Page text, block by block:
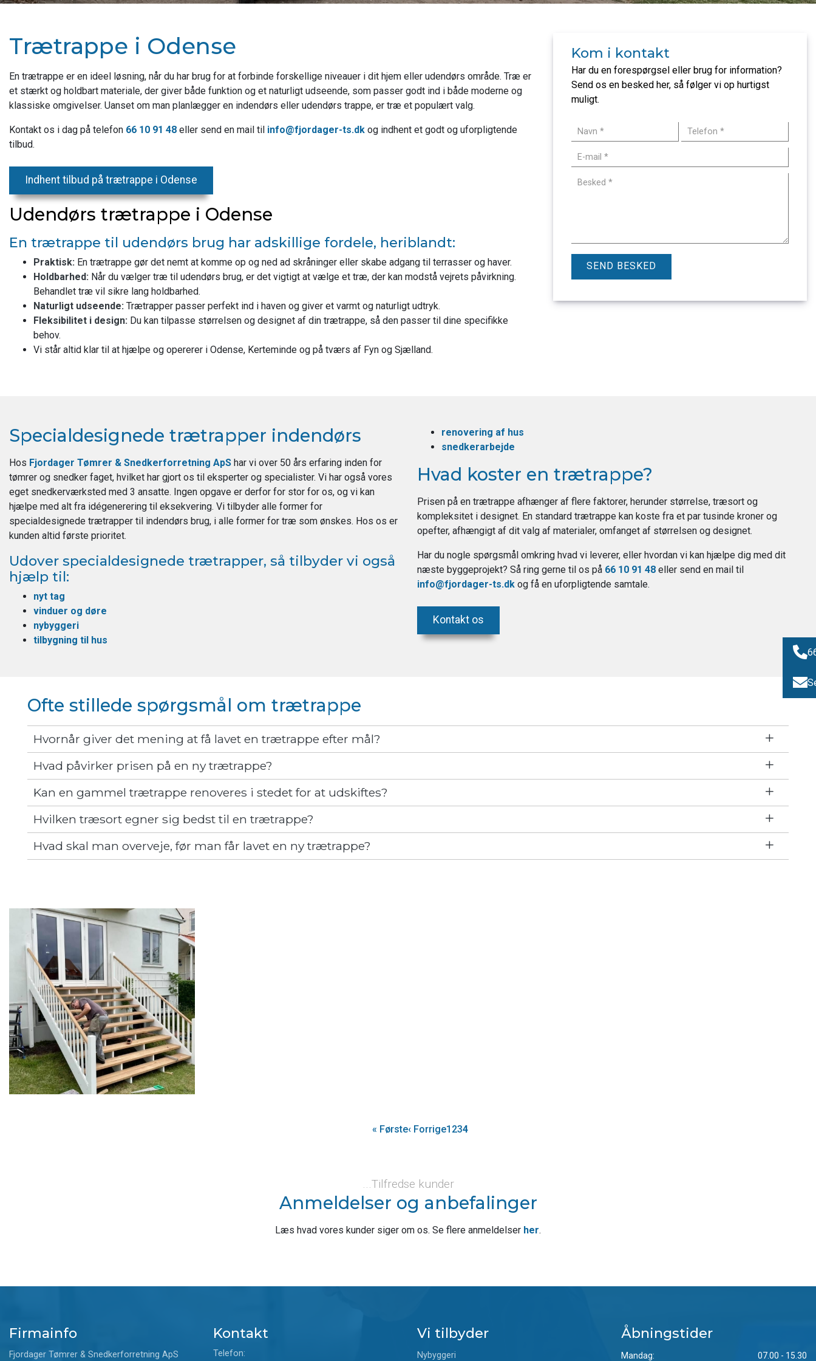
Trætrappe i Odense
En trætrappe er en ideel løsning, når du har brug for at forbinde forskellige niveauer i dit hjem eller udendørs område. Træ er
et stærkt og holdbart materiale, der giver både funktion og et naturligt udseende, som passer godt ind i både moderne og
klassiske omgivelser. Uanset om man planlægger en indendørs eller udendørs trappe, er træ et populært valg.
Kontakt os i dag på telefon 66 10 91 48 eller send en mail til info@fjordager-ts.dk og indhent et godt og uforpligtende
tilbud.
Indhent tilbud på trætrappe i Odense
Udendørs trætrappe i Odense
En trætrappe til udendørs brug har adskillige fordele, heriblandt:
Praktisk: En trætrappe gør det nemt at komme op og ned ad skråninger eller skabe adgang til terrasser og haver.
Holdbarhed: Når du vælger træ til udendørs brug, er det vigtigt at vælge et træ, der kan modstå vejrets påvirkning.
Behandlet træ vil sikre lang holdbarhed.
Naturligt udseende: Trætrapper passer perfekt ind i haven og giver et varmt og naturligt udtryk.
Fleksibilitet i design: Du kan tilpasse størrelsen og designet af din trætrappe, så den passer til dine specifikke
behov.
Vi står altid klar til at hjælpe og opererer i Odense, Kerteminde og på tværs af Fyn og Sjælland.
Kom i kontakt
Har du en forespørgsel eller brug for information?
Send os en besked her, så følger vi op hurtigst
muligt.
Specialdesignede trætrapper indendørs
Hos Fjordager Tømrer & Snedkerforretning ApS har vi over 50 års erfaring inden for
tømrer og snedker faget, hvilket har gjort os til eksperter og specialister. Vi har også vores
eget snedkerværksted med 3 ansatte. Ingen opgave er derfor for stor for os, og vi kan
hjælpe med alt fra idégenerering til eksekvering. Vi tilbyder alle former for
specialdesignede trætrapper til indendørs brug, i alle former for træ som ønskes. Hos os er
kunden altid første prioritet.
Udover specialdesignede trætrapper, så tilbyder vi også
hjælp til:
nyt tag
vinduer og døre
nybyggeri
tilbygning til hus
renovering af hus
snedkerarbejde
Hvad koster en trætrappe?
Prisen på en trætrappe afhænger af flere faktorer, herunder størrelse, træsort og
kompleksitet i designet. En standard trætrappe kan koste fra et par tusinde kroner og
opefter, afhængigt af dit valg af materialer, omfanget af størrelsen og designet.
Har du nogle spørgsmål omkring hvad vi leverer, eller hvordan vi kan hjælpe dig med dit
næste byggeprojekt? Så ring gerne til os på 66 10 91 48 eller send en mail til
info@fjordager-ts.dk og få en uforpligtende samtale.
Kontakt os
Ofte stillede spørgsmål om trætrappe
Hvornår giver det mening at få lavet en trætrappe efter mål?
Hvad påvirker prisen på en ny trætrappe?
Kan en gammel trætrappe renoveres i stedet for at udskiftes?
Hvilken træsort egner sig bedst til en trætrappe?
Hvad skal man overveje, før man får lavet en ny trætrappe?
Første
« FørsteForrige
‹ ForrigeSide
1 Side
2Side
3Side
4
...Tilfredse kunder
Anmeldelser og anbefalinger
Læs hvad vores kunder siger om os. Se flere anmeldelser her​.
Firmainfo
Fjordager Tømrer & Snedkerforretning ApS
Kontakt
Telefon:
Vi tilbyder
Nybyggeri
Åbningstider
Mandag: 07.00 - 15.30